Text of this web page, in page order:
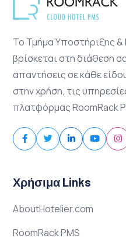
Το Τμήμα Υποστήριξης
βρίσκεται στη διάθεση
απαντήσεις σε κάθε
στην χρήση, τις
πλατφόρμας RoomRack
Χρήσιμα Links
AboutHotelier.com
RoomRack PMS